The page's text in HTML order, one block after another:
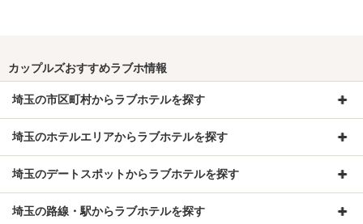
カップルズおすすめラブホ情報
埼玉の市区町村からラブホテルを探す
埼玉のホテルエリアからラブホテルを探す
埼玉のデートスポットからラブホテルを探す
埼玉の路線・駅からラブホテルを探す